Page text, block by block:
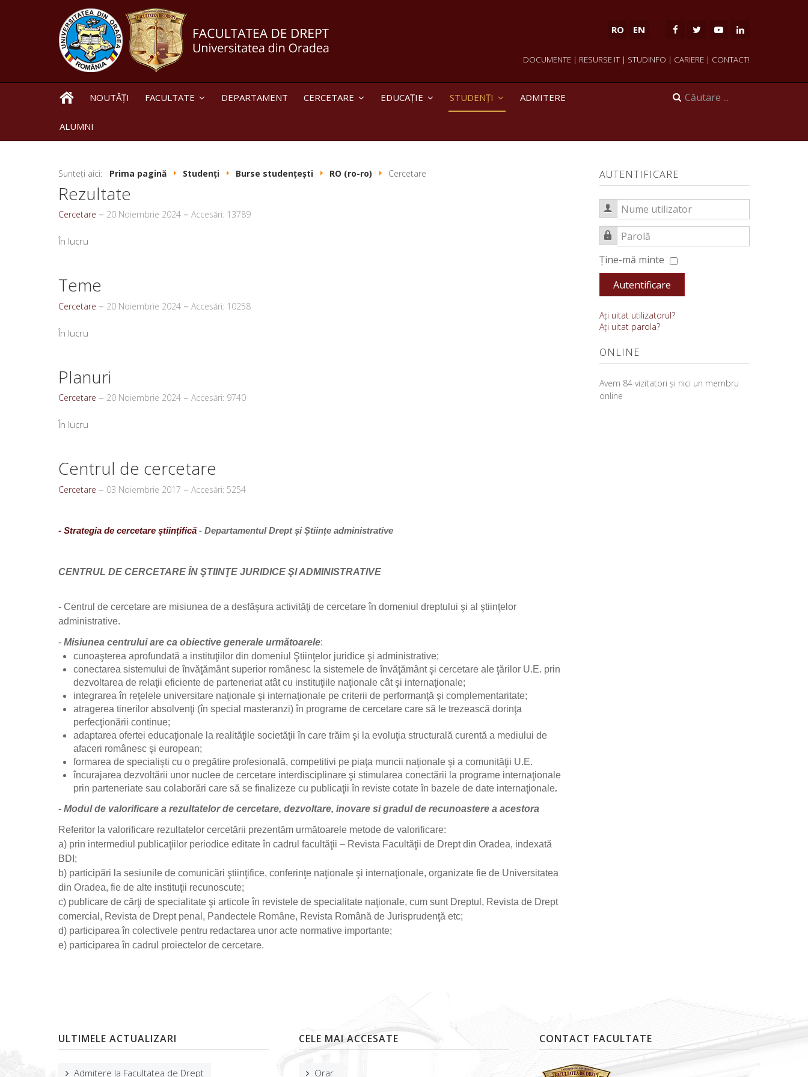
RO EN
DOCUMENTE | RESURSE IT | STUDINFO | CARIERE | CONTACT!
NOUTĂȚI FACULTATE DEPARTAMENT CERCETARE EDUCAȚIE STUDENȚI ADMITERE
ALUMNI
Sunteți aici: Prima pagină Studenți Burse studențești RO (ro-ro) Cercetare
Rezultate
Cercetare 20 Noiembrie 2024 Accesări: 13789
În lucru
Teme
Cercetare 20 Noiembrie 2024 Accesări: 10258
În lucru
Planuri
Cercetare 20 Noiembrie 2024 Accesări: 9740
În lucru
Centrul de cercetare
Cercetare 03 Noiembrie 2017 Accesări: 5254
- Strategia de cercetare științifică - Departamentul Drept și Științe administrative
CENTRUL DE CERCETARE ÎN ŞTIINŢE JURIDICE ŞI ADMINISTRATIVE
- Centrul de cercetare are misiunea de a desfăşura activităţi de cercetare în domeniul dreptului şi al ştiinţelor
administrative.
- Misiunea centrului are ca obiective generale următoarele:
cunoaşterea aprofundată a instituţiilor din domeniul Ştiinţelor juridice şi administrative;
conectarea sistemului de învăţământ superior românesc la sistemele de învăţământ şi cercetare ale ţărilor U.E. prin
dezvoltarea de relaţii eficiente de parteneriat atât cu instituţiile naţionale cât şi internaţionale;
integrarea în reţelele universitare naţionale şi internaţionale pe criterii de performanţă şi complementaritate;
atragerea tinerilor absolvenţi (în special masteranzi) în programe de cercetare care să le trezească dorinţa
perfecţionării continue;
adaptarea ofertei educaţionale la realităţile societăţii în care trăim şi la evoluţia structurală curentă a mediului de
afaceri românesc şi european;
formarea de specialişti cu o pregătire profesională, competitivi pe piaţa muncii naţionale şi a comunităţii U.E.
încurajarea dezvoltării unor nuclee de cercetare interdisciplinare şi stimularea conectării la programe internaţionale
prin parteneriate sau colaborări care să se finalizeze cu publicaţii în reviste cotate în bazele de date internaţionale.
- Modul de valorificare a rezultatelor de cercetare, dezvoltare, inovare si gradul de recunoastere a acestora
Referitor la valorificare rezultatelor cercetării prezentăm următoarele metode de valorificare:
a) prin intermediul publicaţiilor periodice editate în cadrul facultăţii – Revista Facultăţii de Drept din Oradea, indexată
BDI;
b) participări la sesiunile de comunicări ştiinţifice, conferinţe naţionale şi internaţionale, organizate fie de Universitatea
din Oradea, fie de alte instituţii recunoscute;
c) publicare de cărţi de specialitate şi articole în revistele de specialitate naţionale, cum sunt Dreptul, Revista de Drept
comercial, Revista de Drept penal, Pandectele Române, Revista Română de Jurisprudenţă etc;
d) participarea în colectivele pentru redactarea unor acte normative importante;
e) participarea în cadrul proiectelor de cercetare.
AUTENTIFICARE
Nume utilizator
Parolă
Ţine-mă minte
Autentificare
Aţi uitat utilizatorul?
Aţi uitat parola?
ONLINE
Avem 84 vizitatori și nici un membru
online
ULTIMELE ACTUALIZARI
Admitere la Facultatea de Drept
CELE MAI ACCESATE
Orar
CONTACT FACULTATE